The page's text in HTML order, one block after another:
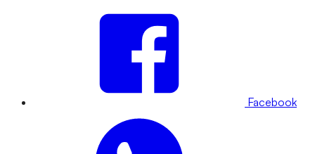
Facebook